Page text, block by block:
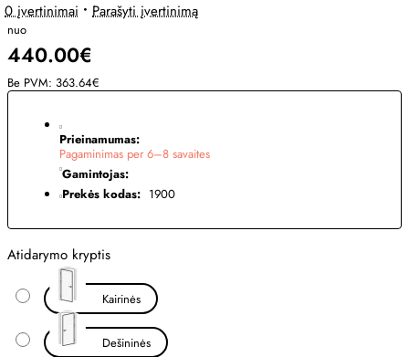
0 įvertinimai • Parašyti įvertinimą
nuo
440.00€
Be PVM: 363.64€
Prieinamumas:
Pagaminimas per 6–8 savaites
Gamintojas:
Prekės kodas: 1900
Atidarymo kryptis
Kairinės
Dešininės